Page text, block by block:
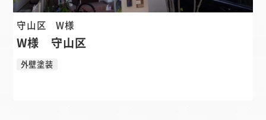
守山区 W様
W様 守山区
外壁塗装